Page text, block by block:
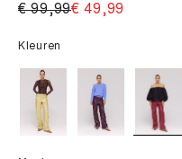
€ 99,99‌€ 49,99‌
Kleuren